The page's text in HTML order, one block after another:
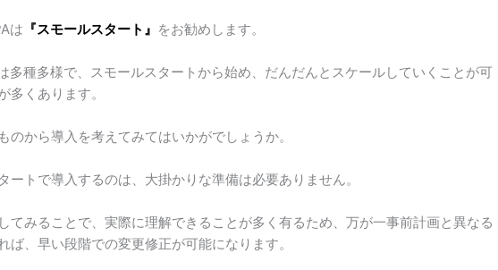
は 『スモールスタート』 をお勧めします。
多種多様で、スモールスタートから始め、だんだんとスケールしていくことが可
多くあります。
のから導入を考えてみてはいかがでしょうか。
ートで導入するのは、大掛かりな準備は必要ありません。
てみることで、実際に理解できることが多く有るため、万が一事前計画と異なる
ば、早い段階での変更修正が可能になります。